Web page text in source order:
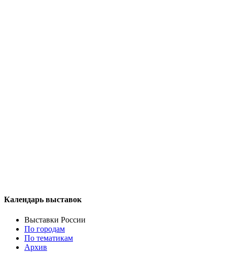
Календарь выставок
Выставки России
По городам
По тематикам
Архив